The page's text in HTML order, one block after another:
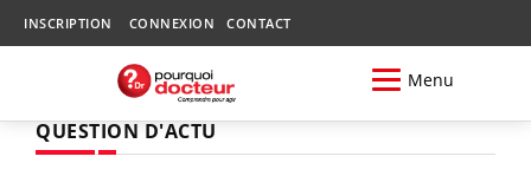
INSCRIPTION CONNEXION CONTACT
Menu
QUESTION D'ACTU